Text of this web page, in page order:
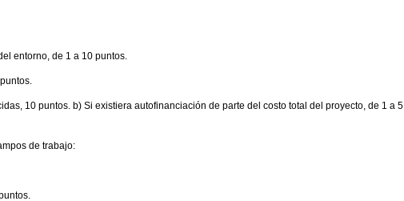
entorno, de 1 a 10 puntos.
10 puntos. b) Si existiera autofinanciación de parte del costo total del proyecto, de 1 a 5
de trabajo: